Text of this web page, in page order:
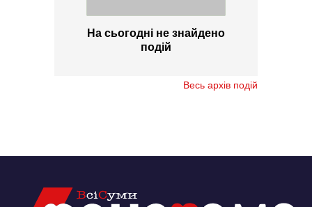
На сьогодні не знайдено
подій
Весь архів подій